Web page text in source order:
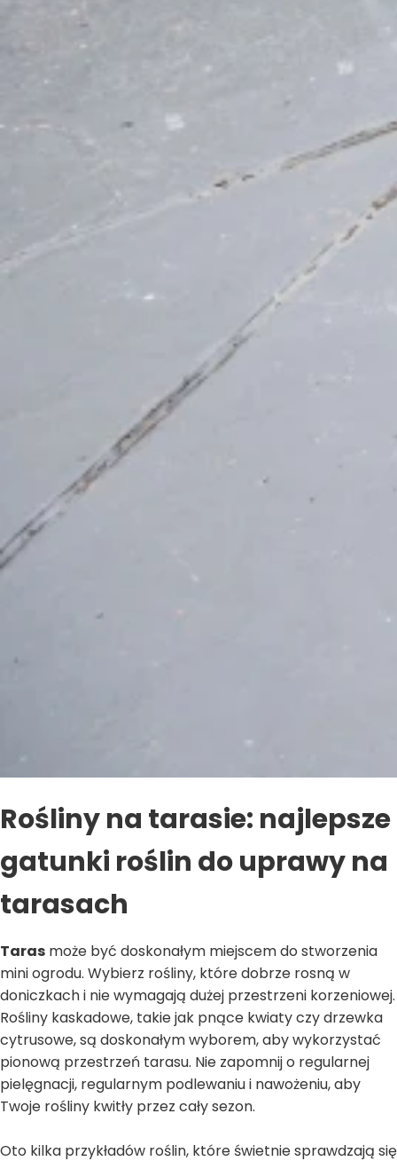
Rośliny na tarasie: najlepsze
gatunki roślin do uprawy na
tarasach
Taras może być doskonałym miejscem do stworzenia
mini ogrodu. Wybierz rośliny, które dobrze rosną w
doniczkach i nie wymagają dużej przestrzeni korzeniowej.
Rośliny kaskadowe, takie jak pnące kwiaty czy drzewka
cytrusowe, są doskonałym wyborem, aby wykorzystać
pionową przestrzeń tarasu. Nie zapomnij o regularnej
pielęgnacji, regularnym podlewaniu i nawożeniu, aby
Twoje rośliny kwitły przez cały sezon.
Oto kilka przykładów roślin, które świetnie sprawdzają się